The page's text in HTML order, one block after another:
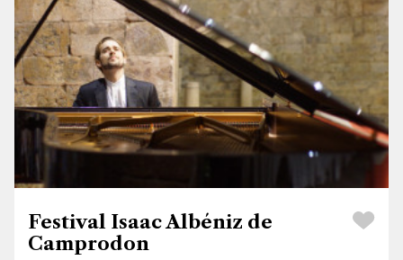
Festival Isaac Albéniz de
Camprodon